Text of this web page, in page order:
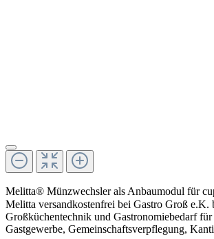
Melitta® Münzwechsler als Anbaumodul für
Melitta versandkostenfrei bei Gastro Groß e.K.
Großküchentechnik und Gastronomiebedarf für
Gastgewerbe, Gemeinschaftsverpflegung,